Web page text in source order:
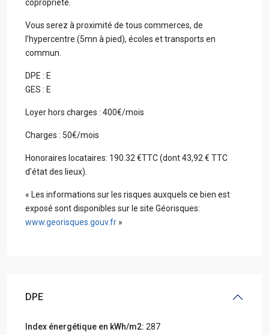
copropriété.
Vous serez à proximité de tous commerces, de
l’hypercentre (5mn à pied), écoles et transports en
commun.
DPE : E
GES : E
Loyer hors charges : 400€/mois
Charges : 50€/mois
Honoraires locataires: 190.32 €TTC (dont 43,92 € TTC
d’état des lieux).
« Les informations sur les risques auxquels ce bien est
exposé sont disponibles sur le site Géorisques:
www.georisques.gouv.fr »
DPE
Index énergétique en kWh/m2: 287